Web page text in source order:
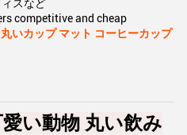
スなど
competitive and cheap
いカップ マット コーヒーカップ
い動物 丸い飲み